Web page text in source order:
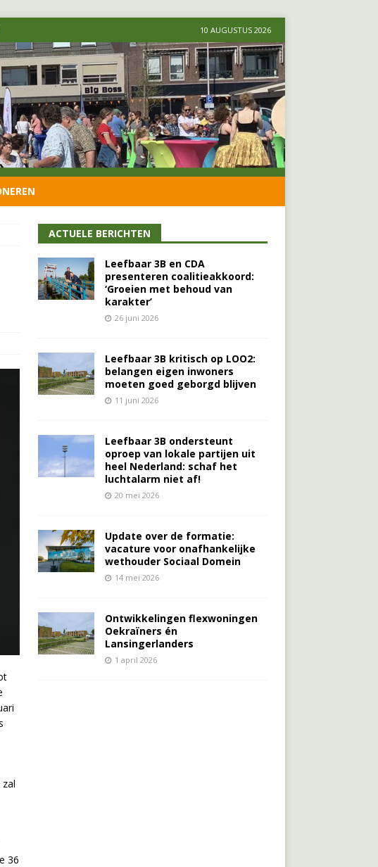
10 AUGUSTUS 2026
36
ACTUELE BERICHTEN
Leefbaar 3B en CDA
presenteren coalitieakkoord:
‘Groeien met behoud van
karakter’
26 juni 2026
Leefbaar 3B kritisch op LOO2:
belangen eigen inwoners
moeten goed geborgd blijven
11 juni 2026
Leefbaar 3B ondersteunt
oproep van lokale partijen uit
heel Nederland: schaf het
luchtalarm niet af!
20 mei 2026
Update over de formatie:
vacature voor onafhankelijke
wethouder Sociaal Domein
14 mei 2026
Ontwikkelingen flexwoningen
Oekraïners én
Lansingerlanders
1 april 2026